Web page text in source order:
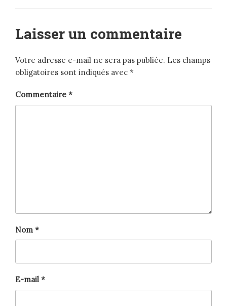
Laisser un commentaire
Votre adresse e-mail ne sera pas publiée. Les champs
obligatoires sont indiqués avec *
Commentaire *
Nom *
E-mail *